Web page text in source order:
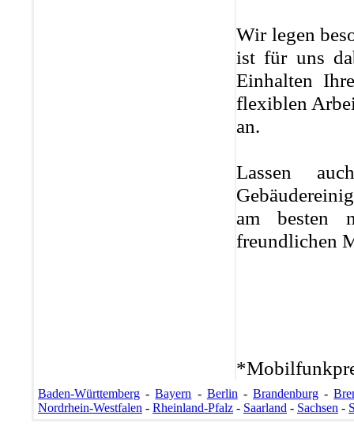
Wir legen
ist für uns
Einhalten
flexiblen
an.
Lassen
am besten
freundlichen
Baden-Württemberg -Bayern - Berlin -Brandenburg -
Nordrhein-Westfalen - Rheinland-Pfalz - Saarland - Sachsen -